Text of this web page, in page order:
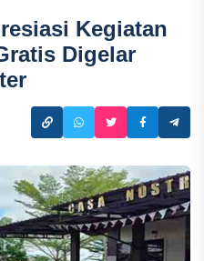
Kegiatan
Digelar